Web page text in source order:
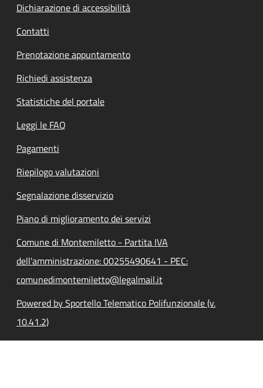
Dichiarazione di accessibilità
Contatti
Prenotazione appuntamento
Richiedi assistenza
Statistiche del portale
Leggi le FAQ
Pagamenti
Riepilogo valutazioni
Segnalazione disservizio
Piano di miglioramento dei servizi
Comune di Montemiletto - Partita IVA
dell'amministrazione: 00255490641 - PEC:
comunedimontemiletto@legalmail.it
Powered by Sportello Telematico Polifunzionale (v.
10.41.2)